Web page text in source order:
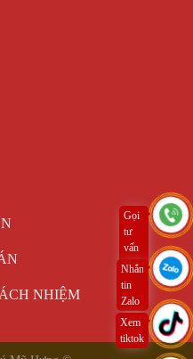
NHIỆM
Gọi
tư
vấn
ngay
Nhắn
tin
Zalo
Xem
tiktok